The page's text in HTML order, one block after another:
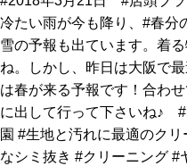
冷たい雨が今も降り、#春分
雪の予報も出ています。着
ね。しかし、昨日は大阪で
は春が来る予報です！合わ
に出して行って下さいね♪
園 #生地と汚れに最適のク
なシミ抜き #クリーニング